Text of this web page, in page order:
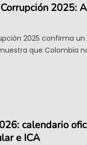
2025:
2025 confirma
que Colombia
calendario
e ICA